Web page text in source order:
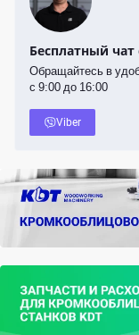
Бесплатный
Обращайтесь в
с 9:00 до 16:00
Viber